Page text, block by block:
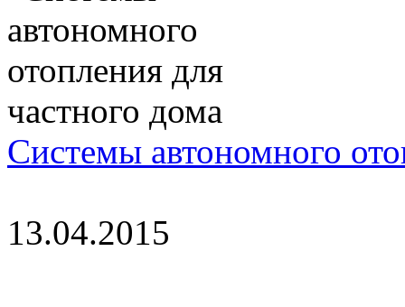
Системы автономного
13.04.2015